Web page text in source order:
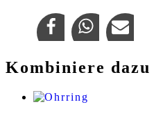
Kombiniere dazu